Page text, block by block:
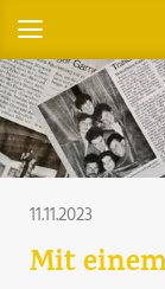
11.11.2023
Mit